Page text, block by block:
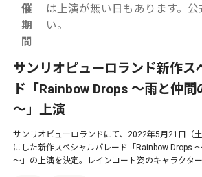
催
期
間
は上演が無い日もあります。
い。
サンリオピューロランド新作ス
ド「Rainbow Drops ～雨と仲間
～」上演
サンリオピューロランドにて、2022年5月21日（
にした新作スペシャルパレード「Rainbow Drops
～」の上演を決定。レインコート姿のキャラクタ